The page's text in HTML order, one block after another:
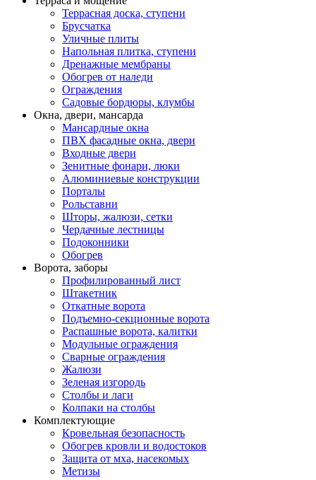
Террасная доска, ступени
Брусчатка
Уличные плиты
Напольная плитка, ступени
Дренажные мембраны
Обогрев от наледи
Ограждения
Садовые бордюры, клумбы
Окна, двери, мансарда
Мансардные окна
ПВХ фасадные окна, двери
Входные двери
Зенитные фонари, люки
Алюминиевые конструкции
Порталы
Рольставни
Шторы, жалюзи, сетки
Чердачные лестницы
Подоконники
Обогрев
Ворота, заборы
Профилированный лист
Штакетник
Откатные ворота
Подъемно-секционные ворота
Распашные ворота, калитки
Модульные ограждения
Сварные ограждения
Жалюзи
Зеленая изгородь
Столбы и лаги
Колпаки на столбы
Комплектующие
Кровельная безопасность
Обогрев кровли и водостоков
Защита от мха, насекомых
Метизы